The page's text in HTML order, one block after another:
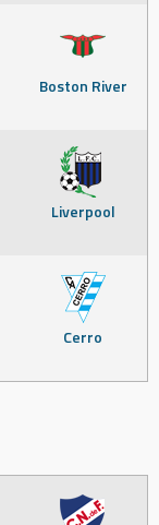
Boston River
Liverpool
Cerro